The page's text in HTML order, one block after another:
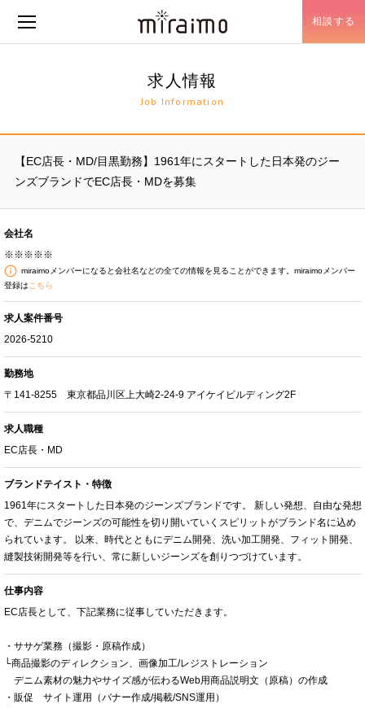
相談する
求人情報
Job Information
【EC店長・MD/目黒勤務】1961年にスタートした日本発のジー
ンズブランドでEC店長・MDを募集
会社名
※※※※※
miraimoメンバーになると会社名などの全ての情報を見ることができます。miraimoメンバー
登録は こちら
求人案件番号
2026-5210
勤務地
〒141-8255 東京都品川区上大崎2-24-9 アイケイビルディング2F
求人職種
EC店長・MD
ブランドテイスト・特徴
1961年にスタートした日本発のジーンズブランドです。 新しい発想、自由な発想
で、デニムでジーンズの可能性を切り開いていくスピリットがブランド名に込め
られています。 以来、時代とともにデニム開発、洗い加工開発、フィット開発、
縫製技術開発等を行い、常に新しいジーンズを創りつづけています。
仕事内容
EC店長として、下記業務に従事していただきます。
・ササゲ業務（撮影・原稿作成）
└商品撮影のディレクション、画像加工/レジストレーション
デニム素材の魅力やサイズ感が伝わるWeb用商品説明文（原稿）の作成
・販促 サイト運用（バナー作成/掲載/SNS運用）